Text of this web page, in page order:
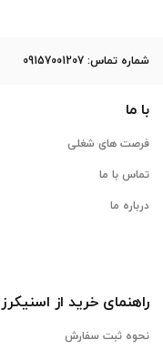
ﺷﻤﺎره ﺗﻤﺎس: 09157001207
با ما
فرصت های شغلی
تماس با ما
درباره ما
راهنمای خرید از اسنیکرز
نحوه ثبت سفارش